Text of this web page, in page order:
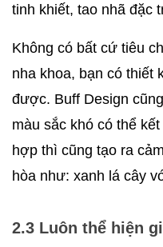
tinh khiết, tao nhã đặc
Không có bất cứ tiêu
nha khoa, bạn có thiết
được. Buff Design
màu sắc khó có thể
hợp thì cũng tạo ra
hòa như: xanh lá cây
2.3 Luôn thể hiện